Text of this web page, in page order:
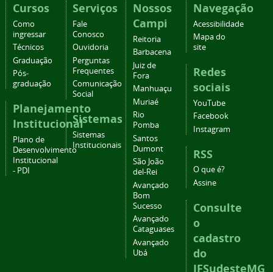
Cursos
Como
ingressar
Técnicos
Graduação
Pós-
graduação
Planejamento
Institucional
Plano de
Desenvolvimento
Institucional
- PDI
Serviços
Fale
Conosco
Ouvidoria
Perguntas
Frequentes
Comunicação
Social
Sistemas
Sistemas
Institucionais
Nossos
Campi
Reitoria
Barbacena
Juiz de
Fora
Manhuaçu
Muriaé
Rio
Pomba
Santos
Dumont
São João
del-Rei
Avançado
Bom
Sucesso
Avançado
Cataguases
Avançado
Ubá
Navegação
Acessibilidade
Mapa do
site
Redes
sociais
YouTube
Facebook
Instagram
RSS
O que é?
Assine
Consulte
o
cadastro
do
IFSudesteMG